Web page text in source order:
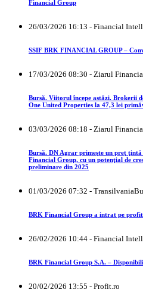
Financial Group
26/03/2026 16:13 - Financial
SSIF BRK FINANCIAL GROUP –
17/03/2026 08:30 - Ziarul
Bursă. Viitorul începe astăzi. Brokerii
One United Properties la 47,3 lei
03/03/2026 08:18 - Ziarul
Bursă. DN Agrar primeşte un preţ ţintă
Financial Group, cu un potenţial de
preliminare din 2025
01/03/2026 07:32 -
BRK Financial Group a intrat pe profit
26/02/2026 10:44 - Financial
BRK Financial Group S.A. –
20/02/2026 13:55 - Profit.ro